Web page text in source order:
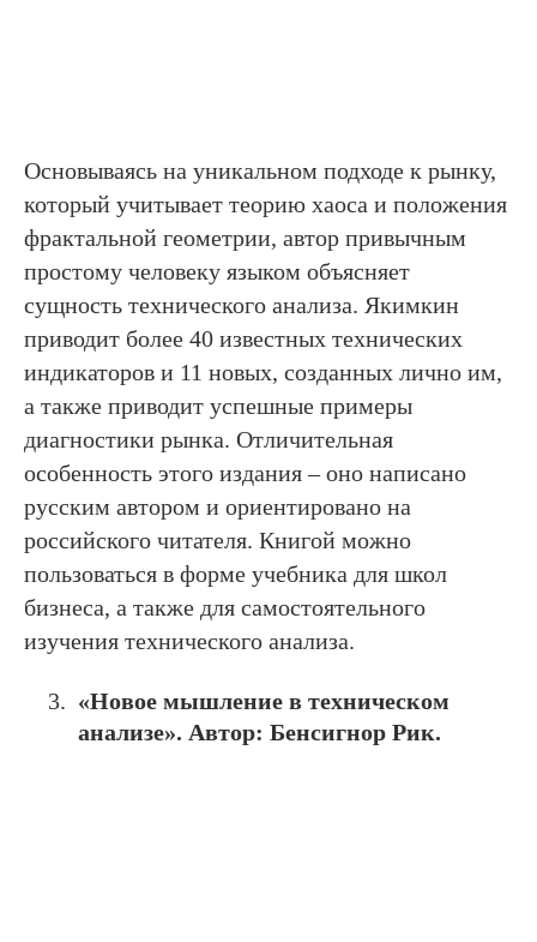
Основываясь на уникальном подходе к рынку,
который учитывает теорию хаоса и положения
фрактальной геометрии, автор привычным
простому человеку языком объясняет
сущность технического анализа. Якимкин
приводит более 40 известных технических
индикаторов и 11 новых, созданных лично им,
а также приводит успешные примеры
диагностики рынка. Отличительная
особенность этого издания – оно написано
русским автором и ориентировано на
российского читателя. Книгой можно
пользоваться в форме учебника для школ
бизнеса, а также для самостоятельного
изучения технического анализа.
«Новое мышление в техническом
анализе». Автор: Бенсигнор Рик.